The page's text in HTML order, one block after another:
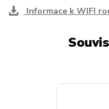
Informace k WIFI